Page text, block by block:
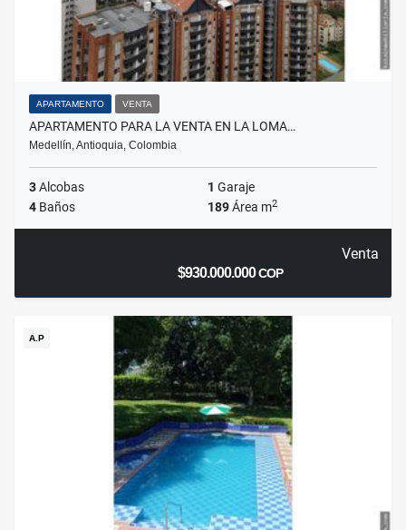
APARTAMENTO VENTA
APARTAMENTO PARA LA VENTA EN LA LOMA…
Medellín, Antioquia, Colombia
3Alcobas 1 Garaje
4 Baños 189Área m2
Venta
$930.000.000COP
A.P